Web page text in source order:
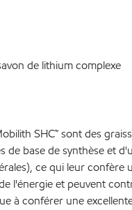
de lithium complexe
SHC™ sont des
de base de synthèse et
ce qui leur
l'énergie et peuvent
à conférer une